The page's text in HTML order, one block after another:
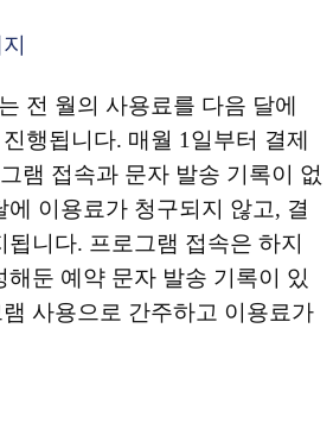
전 월의 사용료를 다음 달에
행됩니다. 매월 1일부터 결제
램 접속과 문자 발송 기록이 없
에 이용료가 청구되지 않고, 결
니다. 프로그램 접속은 하지
해둔 예약 문자 발송 기록이 있
사용으로 간주하고 이용료가